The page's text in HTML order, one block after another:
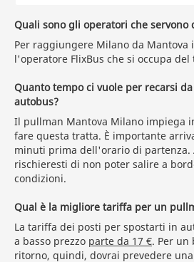
Quali sono gli operatori che servono
Per raggiungere Milano da Mantova
l'operatore FlixBus che si occupa
Quanto tempo ci vuole per recarsi
autobus?
Il pullman Mantova Milano impiega
fare questa tratta. È importante
minuti prima dell'orario di partenza.
rischieresti di non poter salire a
condizioni.
Qual è la migliore tariffa per un
La tariffa dei posti per spostarti in
a basso prezzo parte da 17 €. Per un
ritorno, quindi, dovrai prevedere